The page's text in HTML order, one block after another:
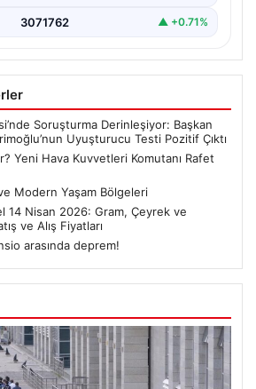
3071762 ▲ +0.71%
Soruşturma Derinleşiyor: Başkan
Uyuşturucu Testi Pozitif Çıktı
Yeni Hava Kuvvetleri Komutanı Rafet
Modern Yaşam Bölgeleri
14 Nisan 2026: Gram, Çeyrek ve
ve Alış Fiyatları
arasında deprem!